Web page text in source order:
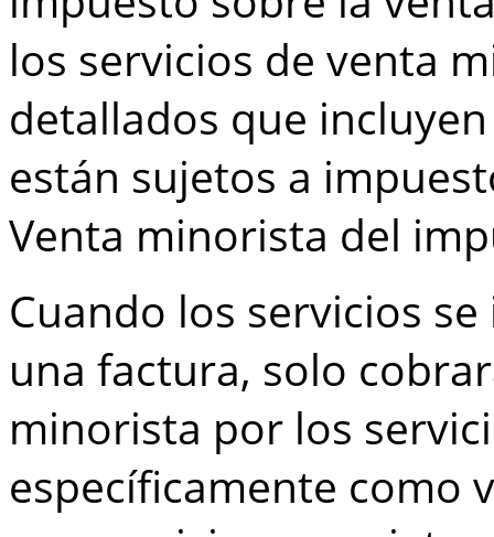
los servicios de venta
detallados que
están sujetos a
Venta minorista del
Cuando los servicios
una factura, solo
minorista por los
específicamente como